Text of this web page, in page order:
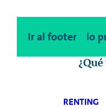
Ir al contenido
Ir al footer
RENTING